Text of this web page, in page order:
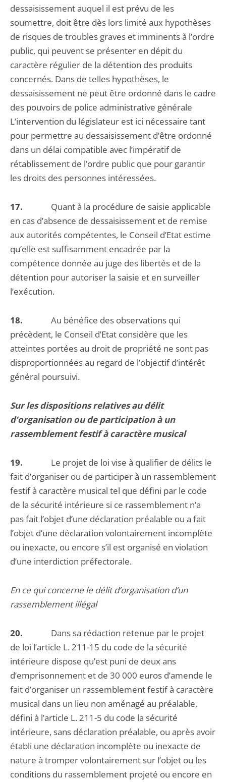
dessaisissement auquel il est prévu de les
soumettre, doit être dès lors limité aux hypothèses
de risques de troubles graves et imminents à l’ordre
public, qui peuvent se présenter en dépit du
caractère régulier de la détention des produits
concernés. Dans de telles hypothèses, le
dessaisissement ne peut être ordonné dans le cadre
des pouvoirs de police administrative générale
L’intervention du législateur est ici nécessaire tant
pour permettre au dessaisissement d’être ordonné
dans un délai compatible avec l’impératif de
rétablissement de l’ordre public que pour garantir
les droits des personnes intéressées.
17. Quant à la procédure de saisie applicable
en cas d’absence de dessaisissement et de remise
aux autorités compétentes, le Conseil d’Etat estime
qu’elle est suffisamment encadrée par la
compétence donnée au juge des libertés et de la
détention pour autoriser la saisie et en surveiller
l’exécution.
18. Au bénéfice des observations qui
précèdent, le Conseil d’Etat considère que les
atteintes portées au droit de propriété ne sont pas
disproportionnées au regard de l’objectif d’intérêt
général poursuivi.
Sur les dispositions relatives au délit
d’organisation ou de participation à un
rassemblement festif à caractère musical
19. Le projet de loi vise à qualifier de délits le
fait d’organiser ou de participer à un rassemblement
festif à caractère musical tel que défini par le code
de la sécurité intérieure si ce rassemblement n’a
pas fait l’objet d’une déclaration préalable ou a fait
l’objet d’une déclaration volontairement incomplète
ou inexacte, ou encore s’il est organisé en violation
d’une interdiction préfectorale.
En ce qui concerne le délit d’organisation d’un
rassemblement illégal
20. Dans sa rédaction retenue par le projet
de loi l’article L. 211-15 du code de la sécurité
intérieure dispose qu’est puni de deux ans
d’emprisonnement et de 30 000 euros d’amende le
fait d’organiser un rassemblement festif à caractère
musical dans un lieu non aménagé au préalable,
défini à l’article L. 211-5 du code la sécurité
intérieure, sans déclaration préalable, ou après avoir
établi une déclaration incomplète ou inexacte de
nature à tromper volontairement sur l’objet ou les
conditions du rassemblement projeté ou encore en